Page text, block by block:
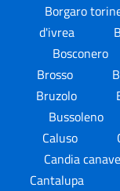
Borgaro
d'ivrea
Bosconero
Brosso
Bruzolo
Bussoleno
Caluso
Candia
Cantalupa